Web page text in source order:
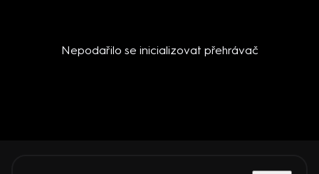
Nepodařilo se inicializovat přehrávač